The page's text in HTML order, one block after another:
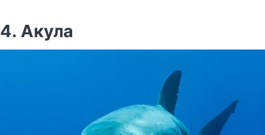
4. Акула